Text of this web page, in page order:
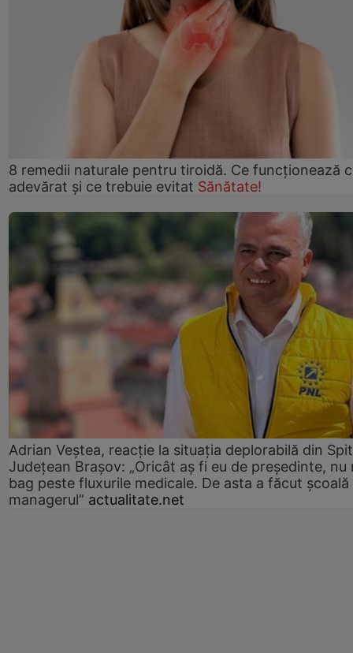
8 remedii naturale pentru tiroidă. Ce funcționează
adevărat și ce trebuie evitat Sănătate!
Adrian Veștea, reacție la situația deplorabilă din
Județean Brașov: „Oricât aș fi eu de președinte, nu
bag peste fluxurile medicale. De asta a făcut școală
managerul” actualitate.net